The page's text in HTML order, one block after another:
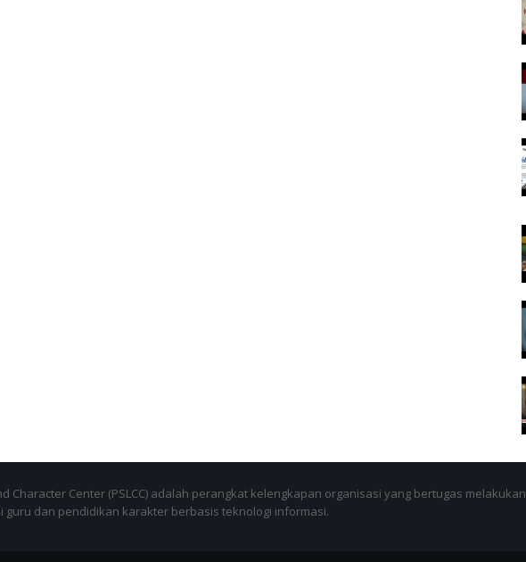
Character Center (PSLCC) adalah perangkat kelengkapan organisasi yang bertugas melakukan
guru dan pendidikan karakter berbasis teknologi informasi.